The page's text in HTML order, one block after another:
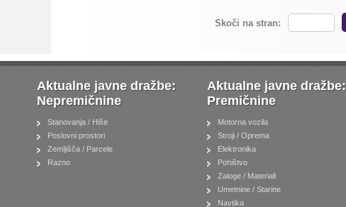
Skoči na stran:
Aktualne javne dražbe:
Nepremičnine
Stanovanja / Hiše
Poslovni prostori
Zemljišča / Parcele
Razno
Aktualne javne dražbe:
Premičnine
Motorna vozila
Stroji / Oprema
Elektronika
Pohištvo
Zaloge / Materiali
Umetnine / Starine
Navtika